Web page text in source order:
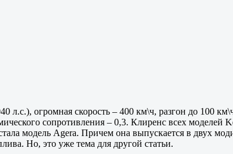
огромная скорость – 400 км\ч, разгон до 100
сопротивления – 0,3. Клиренс всех моделей
модель Agera. Причем она выпускается в двух
Но, это уже тема для другой статьи.